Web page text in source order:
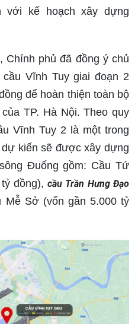
với kế hoạch xây dựng
Chính phủ đã đồng ý chủ
Vĩnh Tuy giai đoạn 2
để hoàn thiện toàn bộ
TP. Hà Nội. Theo quy
Vĩnh Tuy 2 là một trong
kiến sẽ được xây dựng
Đuống gồm: Cầu Tứ
tỷ đồng),cầu Trần Hưng Đạo
Mễ Sở (vốn gần 5.000 tỷ